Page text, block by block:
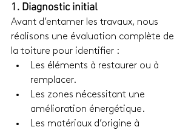
1. Diagnostic initial
Avant d’entamer les travaux, nous
réalisons une évaluation complète de
la toiture pour identifier :
Les éléments à restaurer ou à
remplacer.
Les zones nécessitant une
amélioration énergétique.
Les matériaux d’origine à